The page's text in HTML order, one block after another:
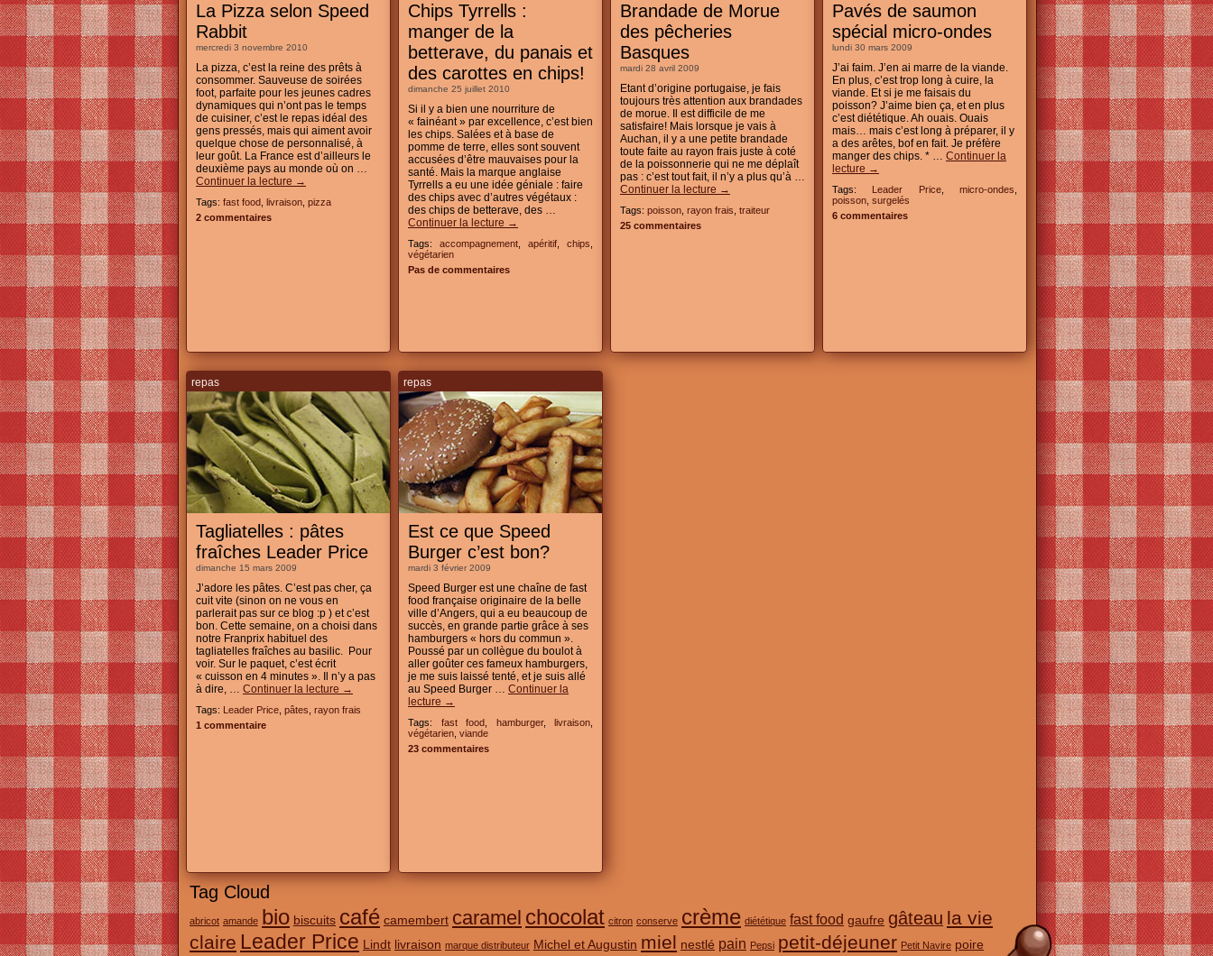
La Pizza selon Speed
Rabbit
mercredi 3 novembre 2010
La pizza, c’est la reine des prêts à
consommer. Sauveuse de soirées
foot, parfaite pour les jeunes cadres
dynamiques qui n’ont pas le temps
de cuisiner, c’est le repas idéal des
gens pressés, mais qui aiment avoir
quelque chose de personnalisé, à
leur goût. La France est d’ailleurs le
deuxième pays au monde où on …
Continuer la lecture →
Tags: fast food livraison pizza
2 commentaires
Chips Tyrrells :
manger de la
betterave, du panais et
des carottes en chips!
dimanche 25 juillet 2010
Si il y a bien une nourriture de
« fainéant » par excellence, c’est bien
les chips. Salées et à base de
pomme de terre, elles sont souvent
accusées d’être mauvaises pour la
santé. Mais la marque anglaise
Tyrrells a eu une idée géniale : faire
des chips avec d’autres végétaux :
des chips de betterave, des …
Continuer la lecture →
Tags: accompagnement apéritif chips
végétarien
Pas de commentaires
Brandade de Morue
des pêcheries
Basques
mardi 28 avril 2009
Etant d’origine portugaise, je fais
toujours très attention aux brandades
de morue. Il est difficile de me
satisfaire! Mais lorsque je vais à
Auchan, il y a une petite brandade
toute faite au rayon frais juste à coté
de la poissonnerie qui ne me déplaît
pas : c’est tout fait, il n’y a plus qu’à …
Continuer la lecture →
Tags: poisson rayon frais traiteur
25 commentaires
Pavés de saumon
spécial micro-ondes
lundi 30 mars 2009
J’ai faim. J’en ai marre de la viande.
En plus, c’est trop long à cuire, la
viande. Et si je me faisais du
poisson? J’aime bien ça, et en plus
c’est diététique. Ah ouais. Ouais
mais… mais c’est long à préparer, il y
a des arêtes, bof en fait. Je préfère
manger des chips. * … Continuer la
lecture →
Tags: Leader Price,micro-ondes
poisson surgelés
6 commentaires
repas
Tagliatelles : pâtes
fraîches Leader Price
dimanche 15 mars 2009
J’adore les pâtes. C’est pas cher, ça
cuit vite (sinon on ne vous en
parlerait pas sur ce blog :p ) et c’est
bon. Cette semaine, on a choisi dans
notre Franprix habituel des
tagliatelles fraîches au basilic. Pour
voir. Sur le paquet, c’est écrit
« cuisson en 4 minutes ». Il n’y a pas
à dire, … Continuer la lecture →
Tags: Leader Price pâtes rayon frais
1 commentaire
repas
Est ce que Speed
Burger c’est bon?
mardi 3 février 2009
Speed Burger est une chaîne de fast
food française originaire de la belle
ville d’Angers, qui a eu beaucoup de
succès, en grande partie grâce à ses
hamburgers « hors du commun ».
Poussé par un collègue du boulot à
aller goûter ces fameux hamburgers,
je me suis laissé tenté, et je suis allé
au Speed Burger … Continuer la
lecture →
Tags: fast food hamburger, livraison
végétarien viande
23 commentaires
Tag Cloud
abricot amande bio biscuits café camembert caramel chocolat citron conserve crème diététique fast food gaufre gâteau la vie
claire Leader Price Lindt livraison marque distributeur Michel et Augustin miel nestlé pain Pepsi petit-déjeuner Petit Navire poire